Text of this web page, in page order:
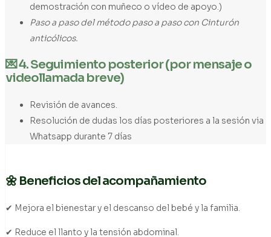
demostración con muñeco o vídeo de apoyo.)
Paso a paso del método paso a paso con Cinturón
anticólicos.
💌 4. Seguimiento posterior (por mensaje o
videollamada breve)
Revisión de avances.
Resolución de dudas los días posteriores a la sesión via
Whatsapp durante 7 días
🌼 Beneficios del acompañamiento
✔ Mejora el bienestar y el descanso del bebé y la familia.
✔ Reduce el llanto y la tensión abdominal.